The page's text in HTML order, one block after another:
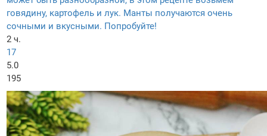
говядину, картофель и лук. Манты получаются очень
сочными и вкусными. Попробуйте!
2 ч.
17
5.0
195